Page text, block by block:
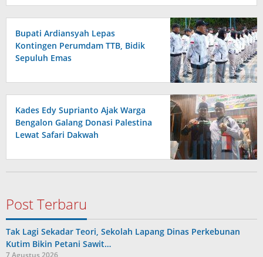
Bupati Ardiansyah Lepas
Kontingen Perumdam TTB, Bidik
Sepuluh Emas
Kades Edy Suprianto Ajak Warga
Bengalon Galang Donasi Palestina
Lewat Safari Dakwah
Post Terbaru
Tak Lagi Sekadar Teori, Sekolah Lapang Dinas Perkebunan
Kutim Bikin Petani Sawit…